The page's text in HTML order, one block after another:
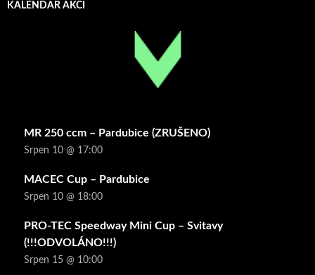
KALENDÁŘ AKCÍ
MR 250 ccm – Pardubice (ZRUŠENO)
Srpen 10 @ 17:00
MACEC Cup – Pardubice
Srpen 10 @ 18:00
PRO-TEC Speedway Mini Cup – Svitavy
(!!!ODVOLÁNO!!!)
Srpen 15 @ 10:00